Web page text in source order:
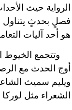
الرواية حيث
فصلٍ بحدثٍ
هو أحد آليات
وتتجمع
أوج الحدث مع
ويليم سميث
الشعراء مثل